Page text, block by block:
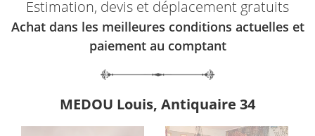
Estimation, devis et déplacement gratuits
Achat dans les meilleures conditions actuelles et
paiement au comptant
MEDOU Louis, Antiquaire 34